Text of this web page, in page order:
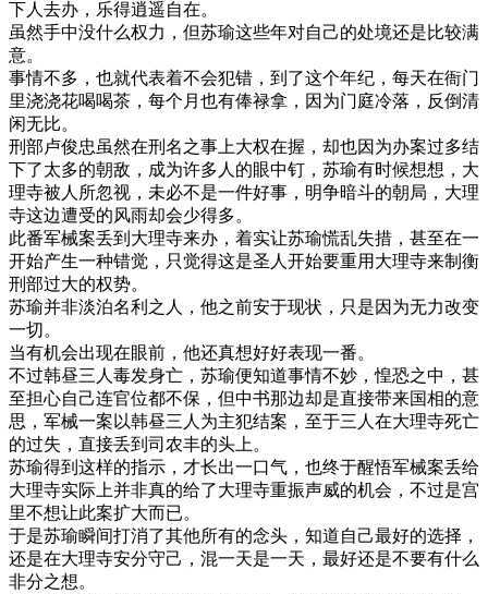
下人去办，乐得逍遥自在。
虽然手中没什么权力，但苏瑜这些年对自己的处境还是比较满
意。
事情不多，也就代表着不会犯错，到了这个年纪，每天在衙门
里浇浇花喝喝茶，每个月也有俸禄拿，因为门庭冷落，反倒清
闲无比。
刑部卢俊忠虽然在刑名之事上大权在握，却也因为办案过多结
下了太多的朝敌，成为许多人的眼中钉，苏瑜有时候想想，大
理寺被人所忽视，未必不是一件好事，明争暗斗的朝局，大理
寺这边遭受的风雨却会少得多。
此番军械案丢到大理寺来办，着实让苏瑜慌乱失措，甚至在一
开始产生一种错觉，只觉得这是圣人开始要重用大理寺来制衡
刑部过大的权势。
苏瑜并非淡泊名利之人，他之前安于现状，只是因为无力改变
一切。
当有机会出现在眼前，他还真想好好表现一番。
不过韩昼三人毒发身亡，苏瑜便知道事情不妙，惶恐之中，甚
至担心自己连官位都不保，但中书那边却是直接带来国相的意
思，军械一案以韩昼三人为主犯结案，至于三人在大理寺死亡
的过失，直接丢到司农丰的头上。
苏瑜得到这样的指示，才长出一口气，也终于醒悟军械案丢给
大理寺实际上并非真的给了大理寺重振声威的机会，不过是宫
里不想让此案扩大而已。
于是苏瑜瞬间打消了其他所有的念头，知道自己最好的选择，
还是在大理寺安分守己，混一天是一天，最好还是不要有什么
非分之想。